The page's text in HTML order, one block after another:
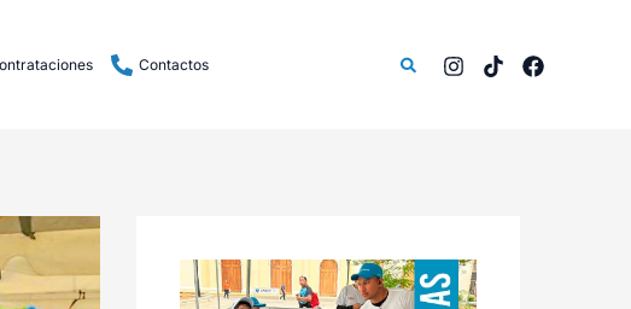
Contactos Buscar